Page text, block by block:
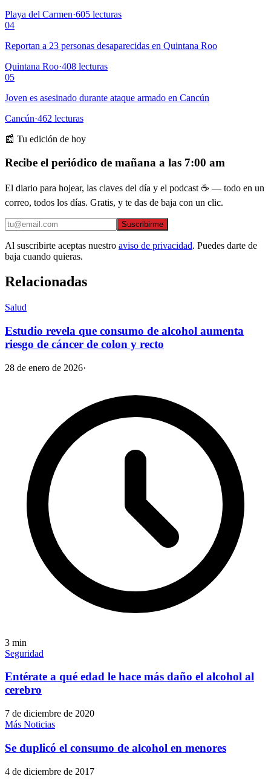
Playa del Carmen·605 lecturas
04
Reportan a 23 personas desaparecidas en Quintana Roo
Quintana Roo·408 lecturas
05
Joven es asesinado durante ataque armado en Cancún
Cancún·462 lecturas
📰 Tu edición de hoy
Recibe el periódico de mañana a las 7:00 am
El diario para hojear, las claves del día y el podcast ☕ — todo en un
correo, todos los días. Gratis, y te das de baja con un clic.
Suscribirme
Al suscribirte aceptas nuestro aviso de privacidad. Puedes darte de
baja cuando quieras.
Relacionadas
Salud
Estudio revela que consumo de alcohol aumenta
riesgo de cáncer de colon y recto
28 de enero de 2026·
3 min
Seguridad
Entérate a qué edad le hace más daño el alcohol al
cerebro
7 de diciembre de 2020
Más Noticias
Se duplicó el consumo de alcohol en menores
4 de diciembre de 2017